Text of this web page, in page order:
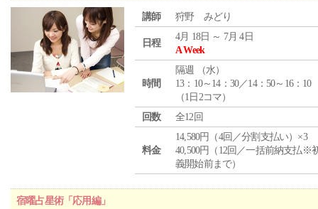
講師 狩野 みどり
日程
4月 18日 ～ 7月 4日
A Week
時間
隔週 （水）
13：10～14：30／14：50～16：10
（1日2コマ）
回数
全12回
料金
14,580円（4回／分割支払い）×3
40,500円（12回／一括前納支払※
義開始前まで）
宿曜占星術「応用編」